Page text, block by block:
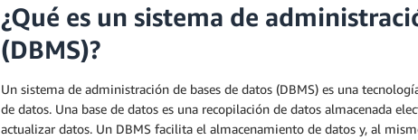
¿Qué es un sistema de
(DBMS)?
Un sistema de administración de bases de datos (DBMS) es una
de datos. Una base de datos es una recopilación de datos almacenada
actualizar datos. Un DBMS facilita el almacenamiento de datos y, al